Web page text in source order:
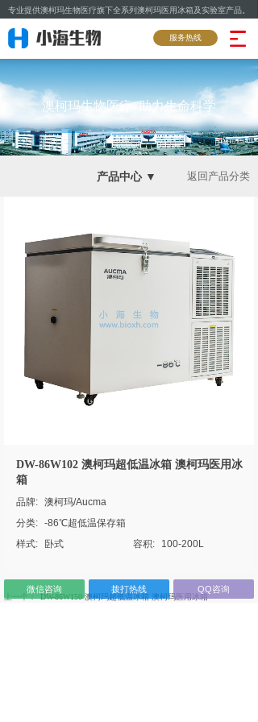
专业提供澳柯玛生物医疗旗下全系列澳柯玛医用冰箱及实验室产品。
澳柯玛生物医疗 助力生命科学
DW-86W102 澳柯玛超低温冰箱 澳柯玛医用冰
箱
品牌: 澳柯玛/Aucma
分类: -86℃超低温保存箱
样式:
卧式 容积: 100-200L
上一个： DW-86W150 澳柯玛超低温冰箱 澳柯玛医用冰箱
服务热线
产品中心 ▼ 返回产品分类
拨打热线 QQ咨询
微信咨询